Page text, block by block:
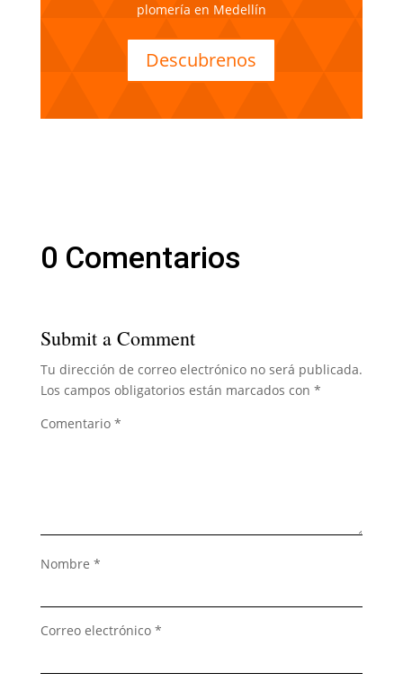
plomería en Medellín
Descubrenos
0 Comentarios
Submit a Comment
Tu dirección de correo electrónico no será publicada.
Los campos obligatorios están marcados con *
Comentario *
Nombre *
Correo electrónico *